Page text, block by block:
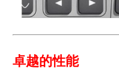
卓越的性能